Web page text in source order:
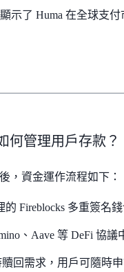
示了 Huma 在全球支付
何管理用戶存款？
，資金運作流程如下：
Fireblocks 多重簽名
、Aave 等 DeFi 協議
回需求，用戶可隨時